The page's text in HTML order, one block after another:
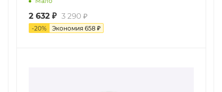
2 632 ₽ 3 290 ₽
-20% Экономия 658 ₽